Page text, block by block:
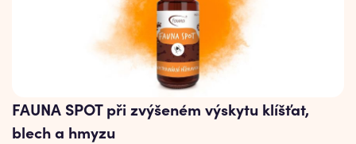
FAUNA SPOT při zvýšeném výskytu klíšťat,
blech a hmyzu